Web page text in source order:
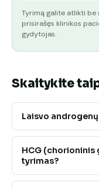
Tyrimą galite atlikti
prisirašęs klinikos
gydytojas.
Skaitykite
Laisvo
HCG
tyrimas?